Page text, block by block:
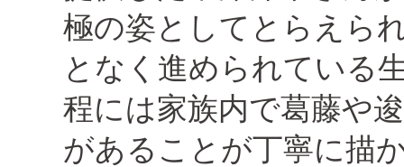
極の姿としてとらえら
となく進められている
程には家族内で葛藤や
があることが丁寧に描